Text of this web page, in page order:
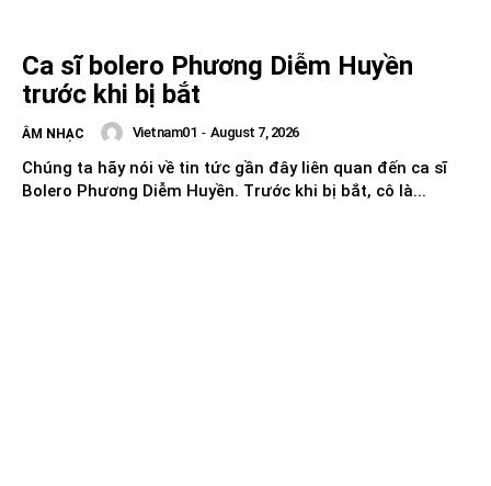
Ca sĩ bolero Phương Diễm Huyền
trước khi bị bắt
ÂM NHẠC Vietnam01 - August 7, 2026
Chúng ta hãy nói về tin tức gần đây liên quan đến ca sĩ
Bolero Phương Diễm Huyền. Trước khi bị bắt, cô là...